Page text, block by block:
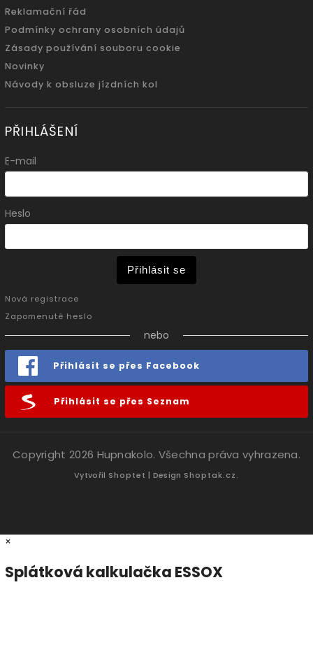
Reklamační řád
Podmínky ochrany osobních údajů
Zásady používání souboru cookie
Novinky
Návody k obsluze jízdních kol
PŘIHLÁŠENÍ
E-mail
Heslo
Přihlásit se
Nová registrace
Zapomenuté heslo
nebo
Přihlásit se přes Facebook
Přihlásit se přes Seznam
Copyright 2026 Hupnakolo. Všechna práva vyhrazena.
Vytvořil Shoptet | Design Shoptak.cz.
×
Splátková kalkulačka ESSOX